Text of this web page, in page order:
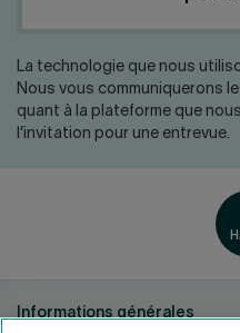
Nous joindre
English
La technologie que nous
Nous vous communiquerons
quant à la plateforme que
l’invitation pour une entrevue.
Informations générales